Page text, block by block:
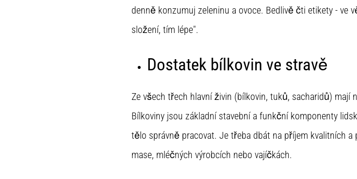
denně konzumuj zeleninu a ovoce. Bedlivě čti etikety -
složení, tím lépe".
Dostatek bílkovin ve stravě
Ze všech třech hlavní živin (bílkovin, tuků, sacharidů) mají
Bílkoviny jsou základní stavební a funkční komponenty
tělo správně pracovat. Je třeba dbát na příjem kvalitních
mase, mléčných výrobcích nebo vajíčkách.